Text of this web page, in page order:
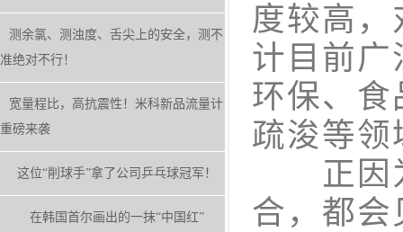
测余氯、测浊度、舌尖上的安全，测不
准绝对不行！
宽量程比，高抗震性！米科新品流量计
重磅来袭
这位“削球手”拿了公司乒乓球冠军！
在韩国首尔画出的一抹“中国红”
度较高
计目前广
环保、食
疏浚等领
正因为
合，都会